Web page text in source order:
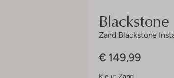
Blackstone
Zand Blackstone
€ 149,99
Kleur: Zand